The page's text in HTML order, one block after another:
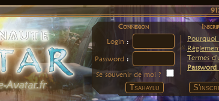
Connexion
Pourquoi
Termes
Login :
Password :
Se souvenir de moi ?